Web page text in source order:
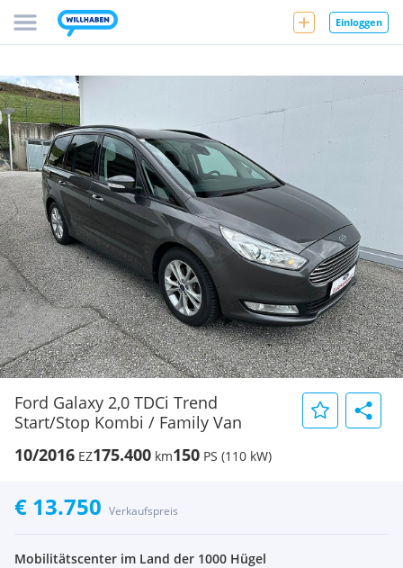
Einloggen
Ford Galaxy 2,0 TDCi Trend
Start/Stop Kombi / Family Van
10/2016 EZ175.400 km150 PS (110 kW)
€ 13.750 Verkaufspreis
Mobilitätscenter im Land der 1000 Hügel